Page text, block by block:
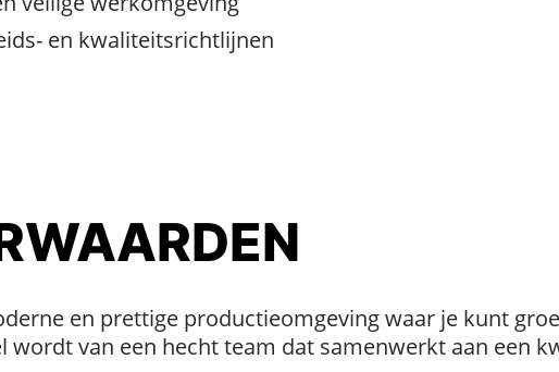
en kwaliteitsrichtlijnen
en prettige productieomgeving waar je kunt
wordt van een hecht team dat samenwerkt aan een